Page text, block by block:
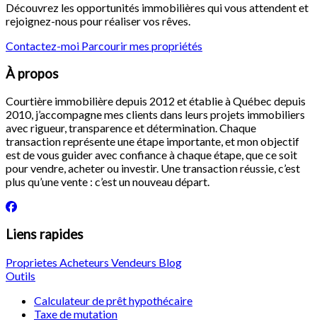
Découvrez les opportunités immobilières qui vous attendent et
rejoignez-nous pour réaliser vos rêves.
Contactez-moi Parcourir mes propriétés
À propos
Courtière immobilière depuis 2012 et établie à Québec depuis
2010, j’accompagne mes clients dans leurs projets immobiliers
avec rigueur, transparence et détermination. Chaque
transaction représente une étape importante, et mon objectif
est de vous guider avec confiance à chaque étape, que ce soit
pour vendre, acheter ou investir. Une transaction réussie, c’est
plus qu’une vente : c’est un nouveau départ.
Liens rapides
Proprietes Acheteurs Vendeurs Blog
Outils
Calculateur de prêt hypothécaire
Taxe de mutation